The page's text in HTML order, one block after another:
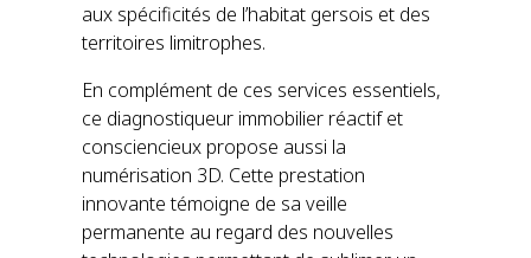
aux spécificités de l’habitat gersois et des
territoires limitrophes.
En complément de ces services essentiels,
ce diagnostiqueur immobilier réactif et
consciencieux propose aussi la
numérisation 3D. Cette prestation
innovante témoigne de sa veille
permanente au regard des nouvelles